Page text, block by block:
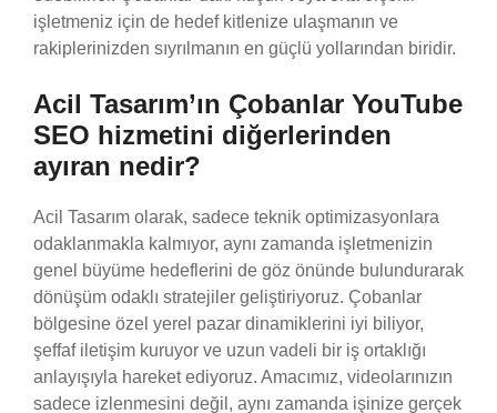
işletmeniz için de hedef kitlenize ulaşmanın ve
rakiplerinizden sıyrılmanın en güçlü yollarından biridir.
Acil Tasarım’ın Çobanlar YouTube
SEO hizmetini diğerlerinden
ayıran nedir?
Acil Tasarım olarak, sadece teknik optimizasyonlara
odaklanmakla kalmıyor, aynı zamanda işletmenizin
genel büyüme hedeflerini de göz önünde bulundurarak
dönüşüm odaklı stratejiler geliştiriyoruz. Çobanlar
bölgesine özel yerel pazar dinamiklerini iyi biliyor,
şeffaf iletişim kuruyor ve uzun vadeli bir iş ortaklığı
anlayışıyla hareket ediyoruz. Amacımız, videolarınızın
sadece izlenmesini değil, aynı zamanda işinize gerçek